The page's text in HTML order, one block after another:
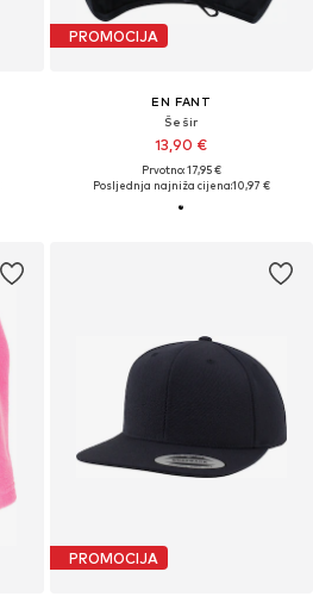
PROMOCIJA
EN FANT
Šešir
13,90 €
Prvotno: 17,95 €
Posljednja najniža cijena:10,97 €
PROMOCIJA